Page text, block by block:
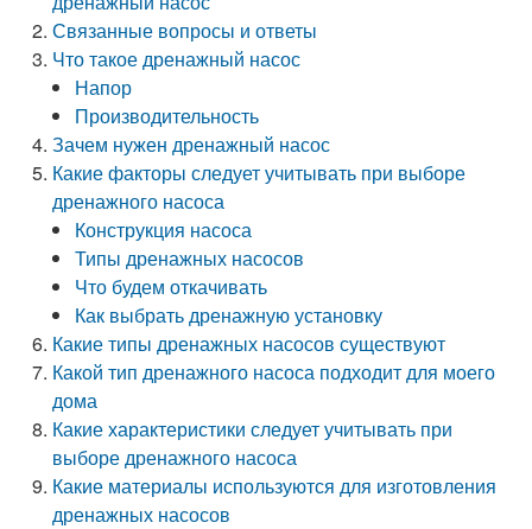
Связанные вопросы и ответы
Что такое дренажный насос
Напор
Производительность
Зачем нужен дренажный насос
Какие факторы следует учитывать при выборе
дренажного насоса
Конструкция насоса
Типы дренажных насосов
Что будем откачивать
Как выбрать дренажную установку
Какие типы дренажных насосов существуют
Какой тип дренажного насоса подходит для моего
дома
Какие характеристики следует учитывать при
выборе дренажного насоса
Какие материалы используются для изготовления
дренажных насосов